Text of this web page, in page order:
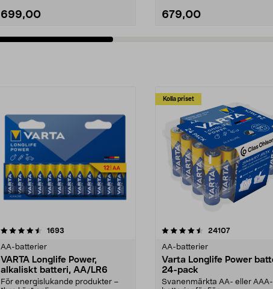
699,00 679,00
1693
AA-batterier
VARTA Longlife Power,
alkaliskt batteri, AA/LR6
För energislukande produkter –
Kolla priset
4.5av 5 stjärnor 24107recensioner
AA-batterier
Varta Longlife Power
24-pack
Svanenmärkta AA- eller AAA-